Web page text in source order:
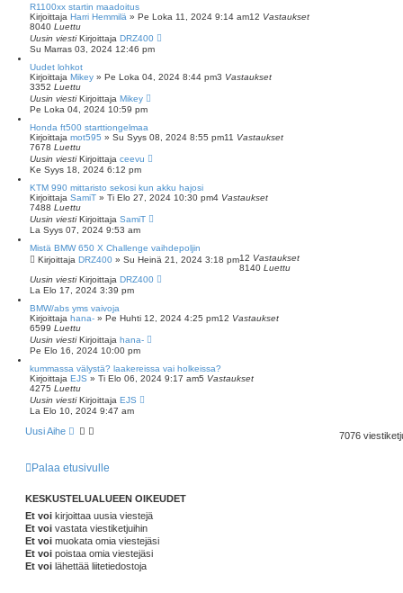
R1100xx startin maadoitus
Kirjoittaja Harri Hemmilä » Pe Loka 11, 2024 9:14 am12 Vastaukset
8040 Luettu
Uusin viestiKirjoittaja DRZ400
Su Marras 03, 2024 12:46 pm
Uudet lohkot
Kirjoittaja Mikey » Pe Loka 04, 2024 8:44 pm3 Vastaukset
3352 Luettu
Uusin viestiKirjoittaja Mikey
Pe Loka 04, 2024 10:59 pm
Honda ft500 starttiongelmaa
Kirjoittaja mot595 » Su Syys 08, 2024 8:55 pm11 Vastaukset
7678 Luettu
Uusin viestiKirjoittaja ceevu
Ke Syys 18, 2024 6:12 pm
KTM 990 mittaristo sekosi kun akku hajosi
Kirjoittaja SamiT » Ti Elo 27, 2024 10:30 pm4 Vastaukset
7488 Luettu
Uusin viestiKirjoittaja SamiT
La Syys 07, 2024 9:53 am
Mistä BMW 650 X Challenge vaihdepoljin
Kirjoittaja DRZ400 » Su Heinä 21, 2024 3:18 pm12 Vastaukset
8140 Luettu
Uusin viestiKirjoittaja DRZ400
La Elo 17, 2024 3:39 pm
BMW/abs yms vaivoja
Kirjoittaja hana- » Pe Huhti 12, 2024 4:25 pm12 Vastaukset
6599 Luettu
Uusin viestiKirjoittaja hana-
Pe Elo 16, 2024 10:00 pm
kummassa välystä? laakereissa vai holkeissa?
Kirjoittaja EJS » Ti Elo 06, 2024 9:17 am5 Vastaukset
4275 Luettu
Uusin viestiKirjoittaja EJS
La Elo 10, 2024 9:47 am
Uusi Aihe 7076
Palaa etusivulle
KESKUSTELUALUEEN OIKEUDET
Et voi kirjoittaa uusia viestejä
Et voi vastata viestiketjuihin
Et voi muokata omia viestejäsi
Et voi poistaa omia viestejäsi
Et voi lähettää liitetiedostoja